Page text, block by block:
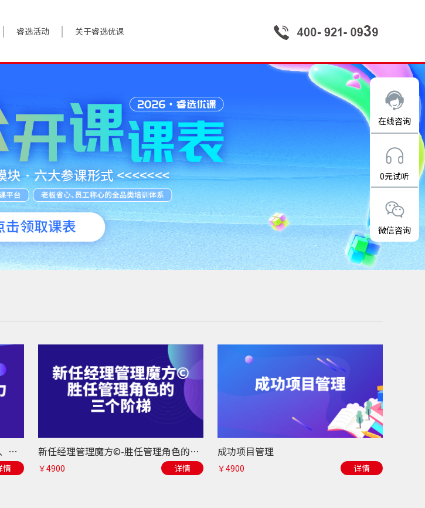
睿选活动 关于睿选优课
在线咨询
0元试听
微信咨询
结构思考力®-思考清晰、表达有力、工作高效
情
新任经理管理魔方©-胜任管理角色的三个阶梯
￥4900 详情
成功项目管理
￥4900 详情